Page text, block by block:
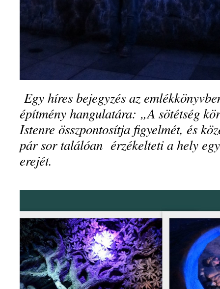
Egy híres bejegyzés az
építmény hangulatára: „A sötétség
Istenre összpontosítja figyelmét, és
pár sor találóan érzékelteti a hely
erejét.